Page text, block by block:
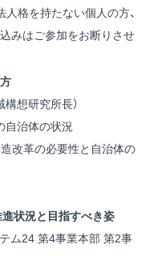
格を持たない個人の方、
みはご参加をお断りさせ
想研究所長）
自治体の状況
造改革の必要性と自治体の
状況と目指すべき姿
ム24 第4事業本部 第2事